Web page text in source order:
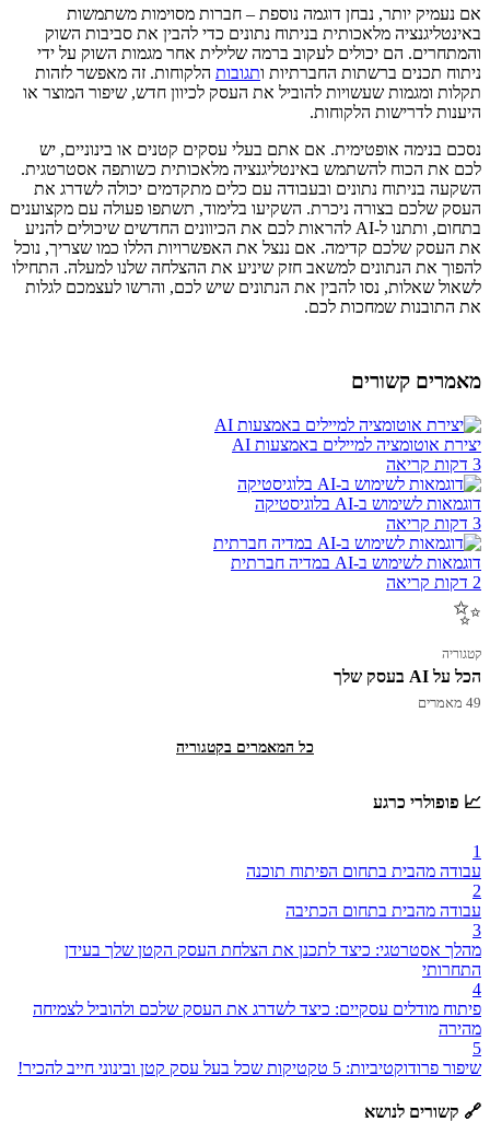
אם נעמיק יותר, נבחן דוגמה נוספת – חברות מסוימות משתמשות
באינטליגנציה מלאכותית בניתוח נתונים כדי להבין את סביבות השוק
והמתחרים. הם יכולים לעקוב ברמה שלילית אחר מגמות השוק על ידי
ניתוח תכנים ברשתות החברתיות ותגובות הלקוחות. זה מאפשר לזהות
תקלות ומגמות שעשויות להוביל את העסק לכיוון חדש, שיפור המוצר או
היענות לדרישות הלקוחות.
נסכם בנימה אופטימית. אם אתם בעלי עסקים קטנים או בינוניים, יש
לכם את הכוח להשתמש באינטליגנציה מלאכותית כשותפה אסטרטגית.
השקעה בניתוח נתונים ובעבודה עם כלים מתקדמים יכולה לשדרג את
העסק שלכם בצורה ניכרת. השקיעו בלימוד, תשתפו פעולה עם מקצוענים
בתחום, ותתנו ל-AI להראות לכם את הכיוונים החדשים שיכולים להניע
את העסק שלכם קדימה. אם ננצל את האפשרויות הללו כמו שצריך, נוכל
להפוך את הנתונים למשאב חזק שיניע את ההצלחה שלנו למעלה. התחילו
לשאול שאלות, נסו להבין את הנתונים שיש לכם, והרשו לעצמכם לגלות
את התובנות שמחכות לכם.
מאמרים קשורים
יצירת אוטומציה למיילים באמצעות AI
3 דקות קריאה
דוגמאות לשימוש ב-AI בלוגיסטיקה
3 דקות קריאה
דוגמאות לשימוש ב-AI במדיה חברתית
2 דקות קריאה
✨
קטגוריה
הכל על AI בעסק שלך
49 מאמרים
כל המאמרים בקטגוריה
📈 פופולרי כרגע
1
עבודה מהבית בתחום הפיתוח תוכנה
2
עבודה מהבית בתחום הכתיבה
3
מהלך אסטרטגי: כיצד לתכנן את הצלחת העסק הקטן שלך בעידן
התחרותי
4
פיתוח מודלים עסקיים: כיצד לשדרג את העסק שלכם ולהוביל לצמיחה
מהירה
5
שיפור פרודוקטיביות: 5 טקטיקות שכל בעל עסק קטן ובינוני חייב להכיר!
🔗 קשורים לנושא